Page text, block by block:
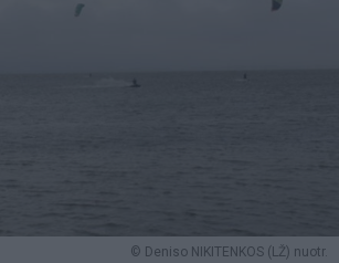
© Deniso NIKITENKOS (LŽ) nuotr.